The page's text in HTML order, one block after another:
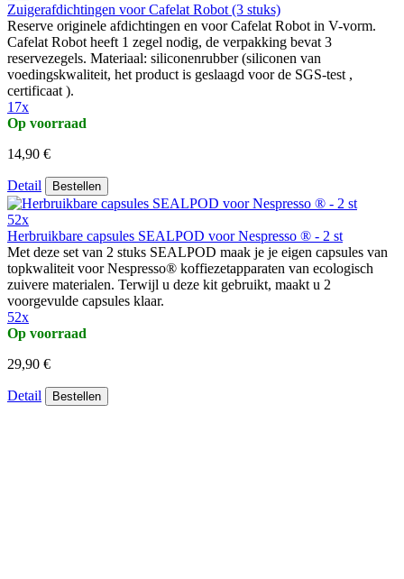
Zuigerafdichtingen voor Cafelat Robot (3 stuks)
Reserve originele afdichtingen en voor Cafelat Robot in V-vorm.
Cafelat Robot heeft 1 zegel nodig, de verpakking bevat 3
reservezegels. Materiaal: siliconenrubber (siliconen van
voedingskwaliteit, het product is geslaagd voor de SGS-test ,
certificaat ).
17x
Op voorraad
14,90 €
Detail Bestellen
52x
Herbruikbare capsules SEALPOD voor Nespresso ® - 2 st
Met deze set van 2 stuks SEALPOD maak je je eigen capsules van
topkwaliteit voor Nespresso® koffiezetapparaten van ecologisch
zuivere materialen. Terwijl u deze kit gebruikt, maakt u 2
voorgevulde capsules klaar.
52x
Op voorraad
29,90 €
Detail Bestellen